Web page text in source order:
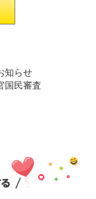
知らせ
国民審査